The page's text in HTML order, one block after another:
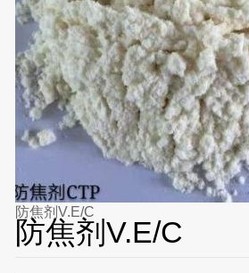
防焦剂V.E/C
防焦剂V.E/C